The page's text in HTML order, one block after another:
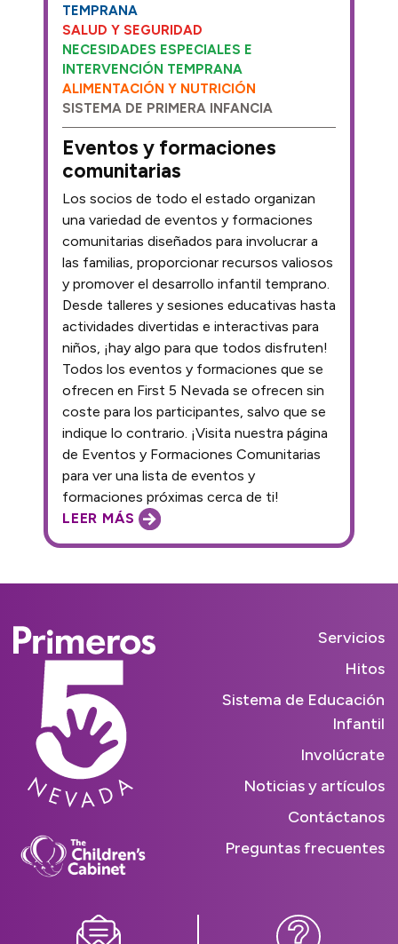
TEMPRANA
SALUD Y SEGURIDAD
NECESIDADES ESPECIALES E
INTERVENCIÓN TEMPRANA
ALIMENTACIÓN Y NUTRICIÓN
SISTEMA DE PRIMERA INFANCIA
Eventos y formaciones
comunitarias
LEER MÁS
Los socios de todo el estado organizan
una variedad de eventos y formaciones
comunitarias diseñados para involucrar a
las familias, proporcionar recursos valiosos
y promover el desarrollo infantil temprano.
Desde talleres y sesiones educativas hasta
actividades divertidas e interactivas para
niños, ¡hay algo para que todos disfruten!
Todos los eventos y formaciones que se
ofrecen en First 5 Nevada se ofrecen sin
coste para los participantes, salvo que se
indique lo contrario. ¡Visita nuestra página
de Eventos y Formaciones Comunitarias
para ver una lista de eventos y
formaciones próximas cerca de ti!
Servicios
Hitos
Sistema de Educación
Infantil
Involúcrate
Noticias y artículos
Contáctanos
Preguntas frecuentes